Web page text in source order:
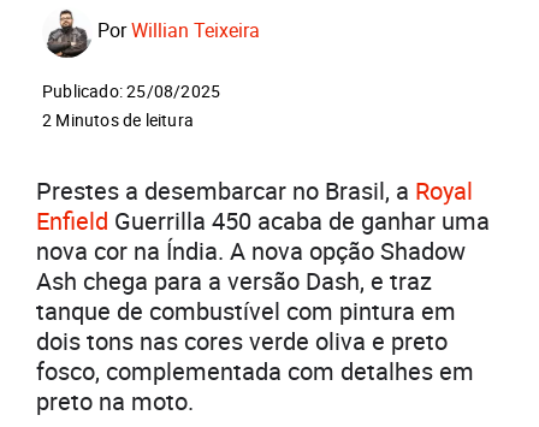
PorWillian Teixeira
Publicado: 25/08/2025
2 Minutos de leitura
Prestes a desembarcar no Brasil, a Royal
Enfield Guerrilla 450 acaba de ganhar uma
nova cor na Índia. A nova opção Shadow
Ash chega para a versão Dash, e traz
tanque de combustível com pintura em
dois tons nas cores verde oliva e preto
fosco, complementada com detalhes em
preto na moto.